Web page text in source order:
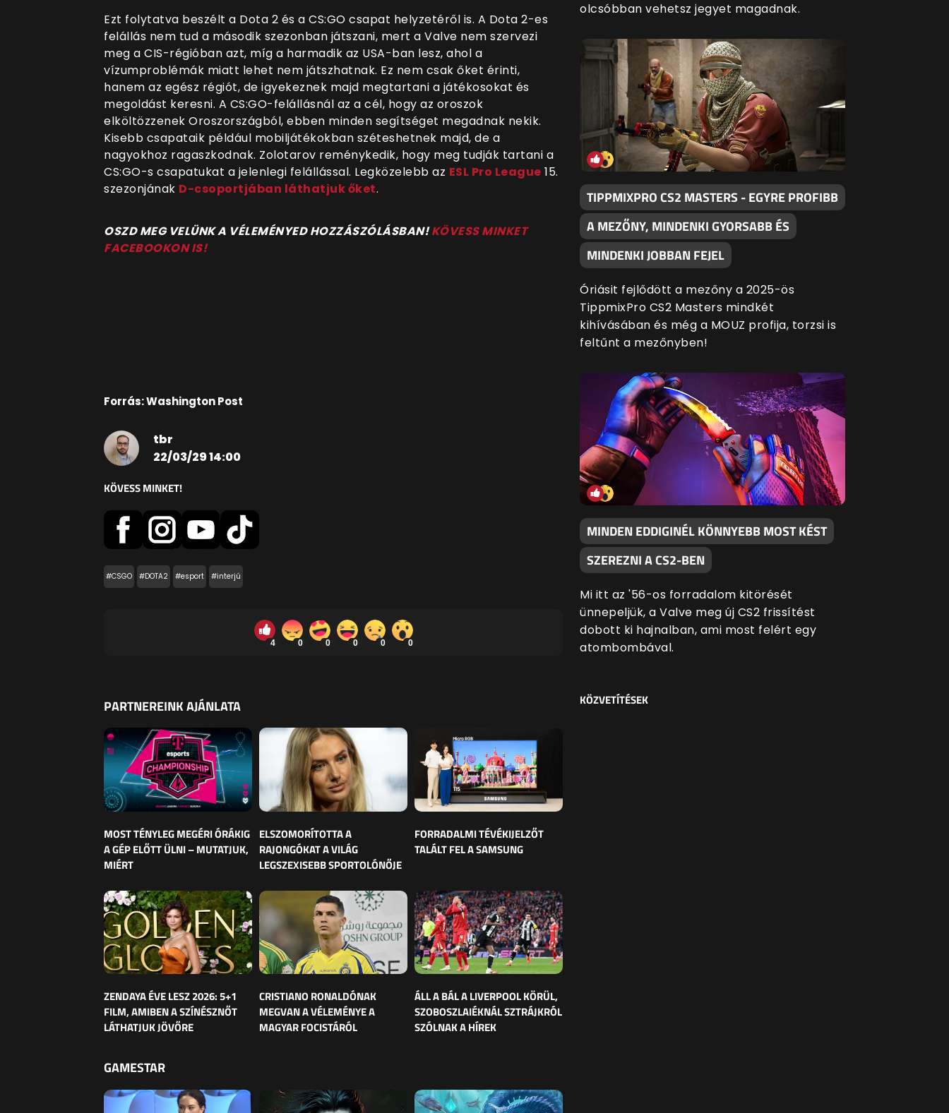
Ezt folytatva beszélt a Dota 2 és a CS:GO csapat helyzetéről is. A Dota 2-es
felállás nem tud a második szezonban játszani, mert a Valve nem szervezi
meg a CIS-régióban azt, míg a harmadik az USA-ban lesz, ahol a
vízumproblémák miatt lehet nem játszhatnak. Ez nem csak őket érinti,
hanem az egész régiót, de igyekeznek majd megtartani a játékosokat és
megoldást keresni. A CS:GO-felállásnál az a cél, hogy az oroszok
elköltözzenek Oroszországból, ebben minden segítséget megadnak nekik.
Kisebb csapataik például mobiljátékokban széteshetnek majd, de a
nagyokhoz ragaszkodnak. Zolotarov reménykedik, hogy meg tudják tartani a
CS:GO-s csapatukat a jelenlegi felállással. Legközelebb az ESL Pro League 15.
szezonjának D-csoportjában láthatjuk őket.
OSZD MEG VELÜNK A VÉLEMÉNYED HOZZÁSZÓLÁSBAN!KÖVESS MINKET
FACEBOOKON IS!
Forrás: Washington Post
tbr
22/03/29 14:00
KÖVESS MINKET!
#CSGO #DOTA2 #esport #interjú
4 0 0 0 0 0
PARTNEREINK AJÁNLATA
MOST TÉNYLEG MEGÉRI ÓRÁKIG
A GÉP ELŐTT ÜLNI – MUTATJUK,
MIÉRT
ELSZOMORÍTOTTA A
RAJONGÓKAT A VILÁG
LEGSZEXISEBB SPORTOLÓNŐJE
FORRADALMI TÉVÉKIJELZŐT
TALÁLT FEL A SAMSUNG
ZENDAYA ÉVE LESZ 2026: 5+1
FILM, AMIBEN A SZÍNÉSZNŐT
LÁTHATJUK JÖVŐRE
CRISTIANO RONALDÓNAK
MEGVAN A VÉLEMÉNYE A
MAGYAR FOCISTÁRÓL
ÁLL A BÁL A LIVERPOOL KÖRÜL,
SZOBOSZLAIÉKNÁL SZTRÁJKRÓL
SZÓLNAK A HÍREK
GAMESTAR
olcsóbban vehetsz jegyet magadnak.
TIPPMIXPRO CS2 MASTERS - EGYRE PROFIBB
A MEZŐNY, MINDENKI GYORSABB ÉS
MINDENKI JOBBAN FEJEL
Óriásit fejlődött a mezőny a 2025-ös
TippmixPro CS2 Masters mindkét
kihívásában és még a MOUZ profija, torzsi is
feltűnt a mezőnyben!
MINDEN EDDIGINÉL KÖNNYEBB MOST KÉST
SZEREZNI A CS2-BEN
Mi itt az '56-os forradalom kitörését
ünnepeljük, a Valve meg új CS2 frissítést
dobott ki hajnalban, ami most felért egy
atombombával.
KÖZVETÍTÉSEK